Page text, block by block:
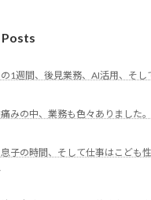
1週間、後見業務、AI活用、そし
みの中、業務も色々ありました。
子の時間、そして仕事はこども